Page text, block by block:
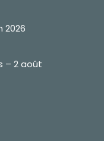
2026
– 2 août